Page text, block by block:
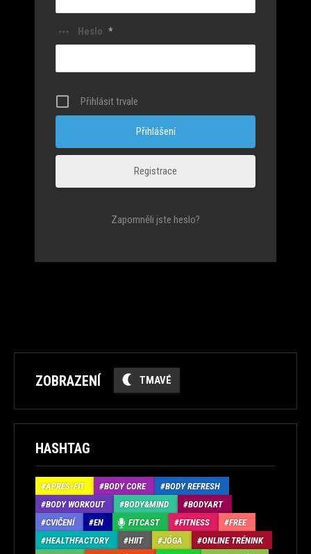
Heslo *
Přihlásit trvale
Registrace
Zapomněli jste heslo?
ZOBRAZENÍ TMAVÉ
HASHTAG
APRÉS-FIT BODY CORE
BODY REFRESH
BODY WORKOUT
BODY&MIND
BODYART
CVIČENÍ
EN FITCAST FITNESS
FREE
HEALTHFACTORY
HIIT JÓGA
ONLINE TRÉNINK